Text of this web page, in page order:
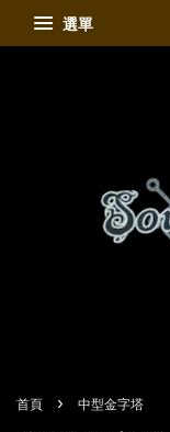
選單
首頁 › 中型金字塔